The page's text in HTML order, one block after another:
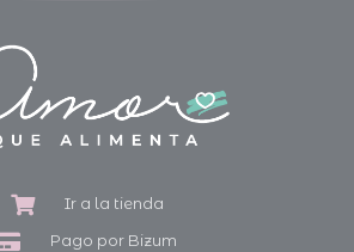
Ir a la tienda
Pago por Bizum